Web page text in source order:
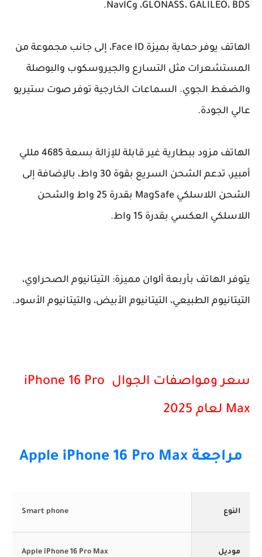
GLONASS، GALILEO، BDS، وNavIC.
الهاتف يوفر حماية بميزة Face ID، إلى جانب مجموعة من
المستشعرات مثل التسارع والجيروسكوب والبوصلة
والضغط الجوي. السماعات الخارجية توفر صوت ستيريو
عالي الجودة.
الهاتف مزود ببطارية غير قابلة للإزالة بسعة 4685 مللي
أمبير، تدعم الشحن السريع بقوة 30 واط، بالإضافة إلى
الشحن اللاسلكي MagSafe بقدرة 25 واط والشحن
اللاسلكي العكسي بقدرة 15 واط.
يتوفر الهاتف بأربعة ألوان مميزة: التيتانيوم الصحراوي،
التيتانيوم الطبيعي، التيتانيوم الأبيض، والتيتانيوم الأسود.
سعر ومواصفات الجوال iPhone 16 Pro
Max لعام 2025
مراجعة Apple iPhone 16 Pro Max
النوع Smart phone
موديل Apple iPhone 16 Pro Max